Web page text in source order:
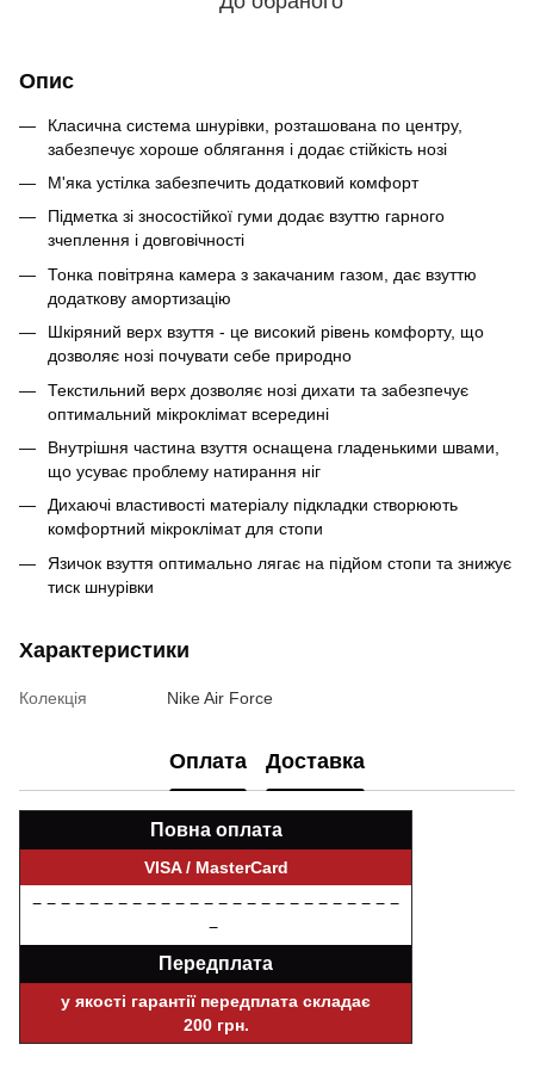
Опис
Класична система шнурівки, розташована по центру,
забезпечує хороше облягання і додає стійкість нозі
М'яка устілка забезпечить додатковий комфорт
Підметка зі зносостійкої гуми додає взуттю гарного
зчеплення і довговічності
Тонка повітряна камера з закачаним газом, дає взуттю
додаткову амортизацію
Шкіряний верх взуття - це високий рівень комфорту, що
дозволяє нозі почувати себе природно
Текстильний верх дозволяє нозі дихати та забезпечує
оптимальний мікроклімат всередині
Внутрішня частина взуття оснащена гладенькими швами,
що усуває проблему натирання ніг
Дихаючі властивості матеріалу підкладки створюють
комфортний мікроклімат для стопи
Язичок взуття оптимально лягає на підйом стопи та знижує
тиск шнурівки
Характеристики
Колекція Nike Air Force
Оплата Доставка
Повна оплата
VISA / MasterCard
− − − − − − − − − − − − − − − − − − − − − − − − − −
−
Передплата
у якості гарантії передплата складає
200 грн.